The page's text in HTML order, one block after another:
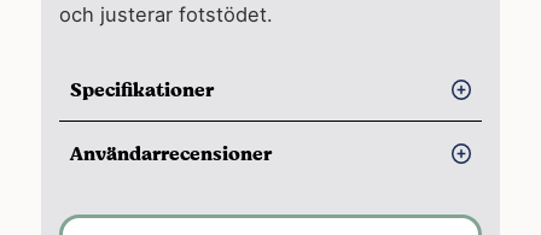
och justerar fotstödet.
Specifikationer
En av världens mest kompakta
Användarrecensioner